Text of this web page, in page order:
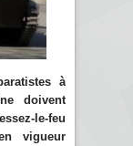
à
doivent
le-feu
vigueur